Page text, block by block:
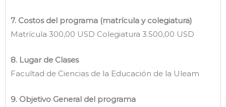
7. Costos del programa (matrícula y colegiatura)
Matrícula 300,00 USD Colegiatura 3.500,00 USD
8. Lugar de Clases
Facultad de Ciencias de la Educación de la Uleam
9. Objetivo General del programa